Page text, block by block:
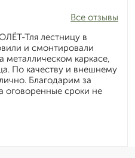
Все отзывы
Тля лестницу в
и смонтировали
металлическом каркасе,
По качеству и внешнему
Благодарим за
оговоренные сроки не